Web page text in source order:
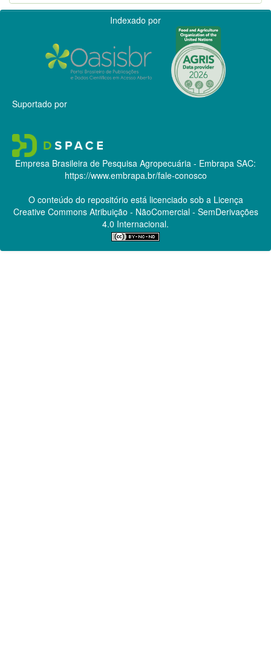
Indexado por
Suportado por
Empresa Brasileira de Pesquisa Agropecuária - Embrapa SAC:
https://www.embrapa.br/fale-conosco
O conteúdo do repositório está licenciado sob a Licença
Creative CommonsAtribuição - NãoComercial - SemDerivações
4.0 Internacional.